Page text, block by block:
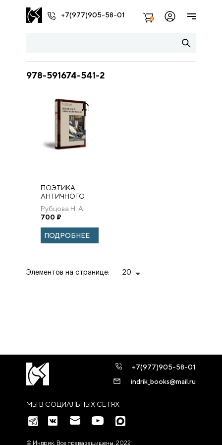
+7(977)905-58-01 2
978-591674-541-2
ПОЭТИКА
АНТИЧНОГО
ГИМНА
Рубцова Н. А.
700 ₽
ПОДРОБНЕЕ
Элементов на странице: 20
МЫ В СОЦИАЛЬНЫХ СЕТЯХ
+7(977)905-58-01
indrik_books@mail.ru
© Индрик. Все права защищены, 2022